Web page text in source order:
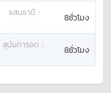
แสนธานี :
8ชั่วโมง
สุนันทารอด :
8ชั่วโมง